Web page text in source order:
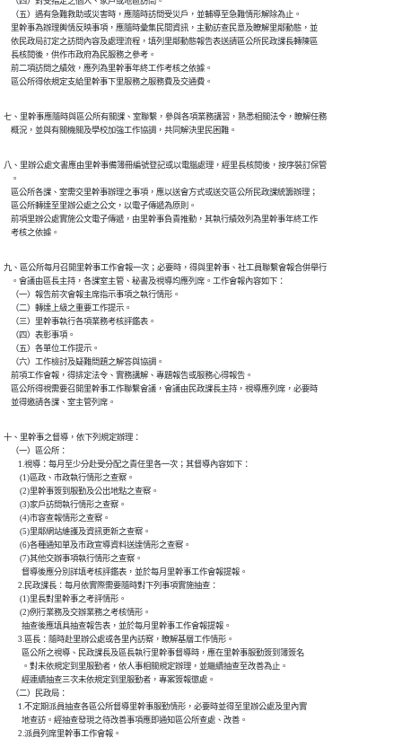
    （五）遇有急難救助或災害時，應隨時訪問受災戶，並輔導至急難情形解除為止。
    里幹事為辦理輿情反映事項，應隨時彙集民間資訊，主動訪查民意及瞭解里鄰動態，並
    依民政局訂定之訪問內容及處理流程，填列里鄰動態報告表送請區公所民政課長轉陳區
    長核閱後，供作市政府為民服務之參考。
    前二項訪問之績效，應列為里幹事年終工作考核之依據。
    區公所得依規定支給里幹事下里服務之服務費及交通費。
七、里幹事應隨時與區公所有關課、室聯繫，參與各項業務講習，熟悉相關法令，瞭解任務
八、里辦公處文書應由里幹事備簿冊編號登記或以電腦處理，經里長核閱後，按序裝訂保管
    。
    區公所各課、室需交里幹事辦理之事項，應以送會方式或送交區公所民政課統籌辦理；
    區公所轉達至里辦公處之公文，以電子傳遞為原則。
    前項里辦公處實施公文電子傳遞，由里幹事負責推動，其執行績效列為里幹事年終工作
九、區公所每月召開里幹事工作會報一次；必要時，得與里幹事、社工員聯繫會報合併舉行
    。會議由區長主持，各課室主管、秘書及視導均應列席。工作會報內容如下：
    （一）報告前次會報主席指示事項之執行情形。
    （二）轉達上級之重要工作提示。
    （三）里幹事執行各項業務考核評鑑表。
    （四）表彰事項。
    （五）各單位工作提示。
    （六）工作檢討及疑難問題之解答與協調。
    前項工作會報，得排定法令、實務講解、專題報告或服務心得報告。
    區公所得視需要召開里幹事工作聯繫會議，會議由民政課長主持，視導應列席，必要時
十、里幹事之督導，依下列規定辦理：
    （一）區公所：
        1.視導：每月至少分赴受分配之責任里各一次；其督導內容如下：
         (1)區政、市政執行情形之查察。
         (2)里幹事簽到服勤及公出地點之查察。
         (3)家戶訪問執行情形之查察。
         (4)市容查報情形之查察。
         (5)里鄰網站維護及資訊更新之查察。
         (6)各種通知單及市政宣導資料送達情形之查察。
         (7)其他交辦事項執行情形之查察。
          督導後應分別詳填考核評鑑表，並於每月里幹事工作會報提報。
        2.民政課長：每月依實際需要隨時對下列事項實施抽查：
         (1)里長對里幹事之考評情形。
         (2)例行業務及交辦業務之考核情形。
          抽查後應填具抽查報告表，並於每月里幹事工作會報提報。
        3.區長：隨時赴里辦公處或各里內訪察，瞭解基層工作情形。
          區公所之視導、民政課長及區長執行里幹事督導時，應在里幹事服勤簽到簿簽名
          。對未依規定到里服勤者，依人事相關規定辦理，並繼續抽查至改善為止。
          經連續抽查三次未依規定到里服勤者，專案簽報懲處。
    （二）民政局：
        1.不定期派員抽查各區公所督導里幹事服勤情形，必要時並得至里辦公處及里內實
          地查訪。經抽查發現之待改善事項應即通知區公所查處、改善。
        2.派員列席里幹事工作會報。